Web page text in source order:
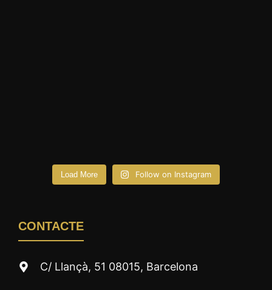
Load More Follow on Instagram
CONTACTE
C/ Llançà, 51 08015, Barcelona